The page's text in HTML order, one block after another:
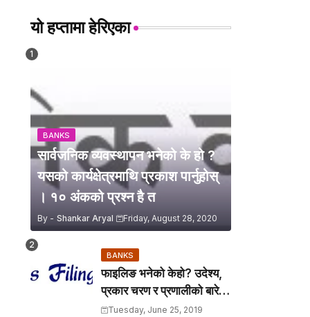
यो हप्तामा हेरिएका
BANKS
सार्वजनिक व्यवस्थापन भनेको के हो ?
यसको कार्यक्षेत्रमाथि प्रकाश पार्नुहोस्
। १० अंकको प्रश्न है त
By - Shankar Aryal Friday, August 28, 2020
BANKS
फाइलिङ भनेको केहो? उदेश्य,
प्रकार चरण र प्रणालीको बारेमा
उल्लेख गर्नुहोस् ।
Tuesday, June 25, 2019